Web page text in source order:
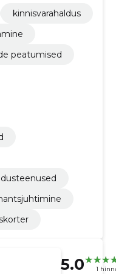
kinnisvarahaldus
peatumised
5.0 1